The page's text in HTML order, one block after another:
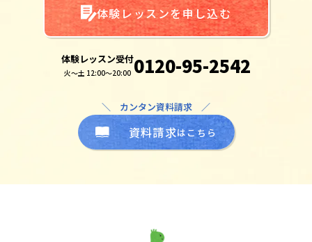
体験レッスンを申し込む
体験レッスン受付
火～土 12:00～20:00 0120-95-2542
＼ カンタン資料請求 ／
資料請求はこちら